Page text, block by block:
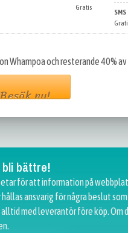
Gratis
Whampoa och resterande 40%
Besök nu!
bli bättre!
för att information på
ansvarig för några beslut
med leverantör före köp. Om